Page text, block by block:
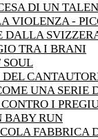
DI UN
VIOLENZA -
DALLA
TRA I BRANI
SOUL
UNA SERIE
I
BABY RUN
FABBRICA